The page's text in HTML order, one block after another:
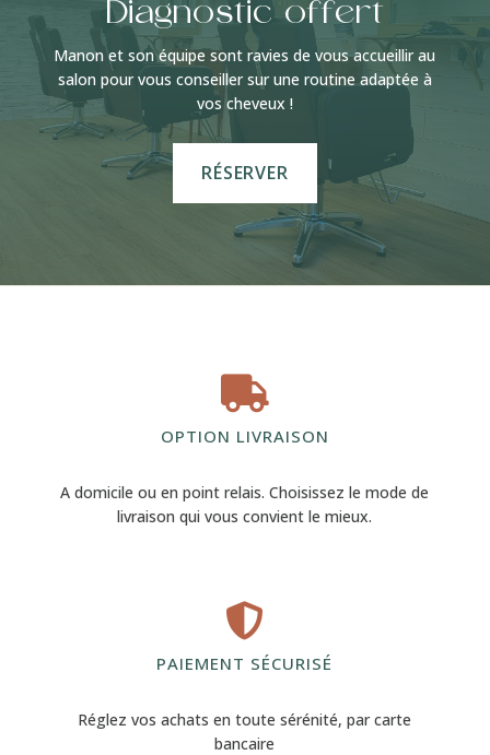
Diagnostic offert
Manon et son équipe sont ravies de vous accueillir au
salon pour vous conseiller sur une routine adaptée à
vos cheveux !
RÉSERVER

OPTION LIVRAISON
A domicile ou en point relais. Choisissez le mode de
livraison qui vous convient le mieux.

PAIEMENT SÉCURISÉ
Réglez vos achats en toute sérénité, par carte
bancaire